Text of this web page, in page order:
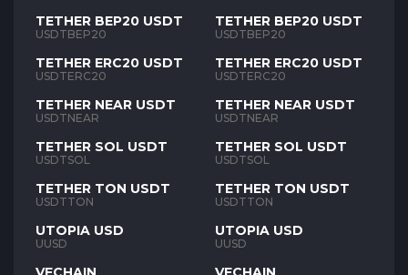
TETHER BEP20 USDT
USDTBEP20
TETHER ERC20 USDT
USDTERC20
TETHER NEAR USDT
USDTNEAR
TETHER SOL USDT
USDTSOL
TETHER TON USDT
USDTTON
UTOPIA USD
UUSD
TETHER BEP20 USDT
USDTBEP20
TETHER ERC20 USDT
USDTERC20
TETHER NEAR USDT
USDTNEAR
TETHER SOL USDT
USDTSOL
TETHER TON USDT
USDTTON
UTOPIA USD
UUSD